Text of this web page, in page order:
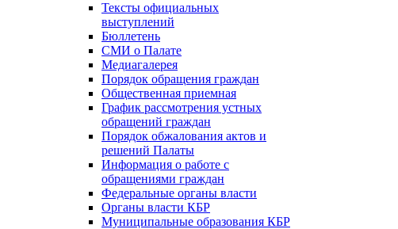
Тексты официальных
выступлений
Бюллетень
СМИ о Палате
Медиагалерея
Порядок обращения граждан
Общественная приемная
График рассмотрения устных
обращений граждан
Порядок обжалования актов и
решений Палаты
Информация о работе с
обращениями граждан
Федеральные органы власти
Органы власти КБР
Муниципальные образования КБР